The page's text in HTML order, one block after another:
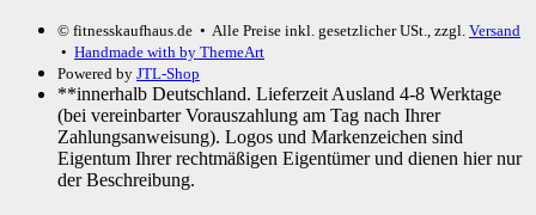
© fitnesskaufhaus.de • Alle Preise inkl. gesetzlicher USt., zzgl. Versand
• Handmade with by ThemeArt
Powered by JTL-Shop
**innerhalb Deutschland. Lieferzeit Ausland 4-8 Werktage
(bei vereinbarter Vorauszahlung am Tag nach Ihrer
Zahlungsanweisung). Logos und Markenzeichen sind
Eigentum Ihrer rechtmäßigen Eigentümer und dienen hier nur
der Beschreibung.